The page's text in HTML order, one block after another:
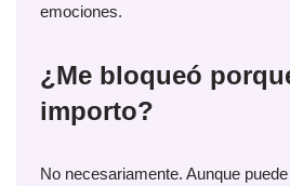
emociones.
¿Me bloqueó
importo?
No necesariamente. Aunque